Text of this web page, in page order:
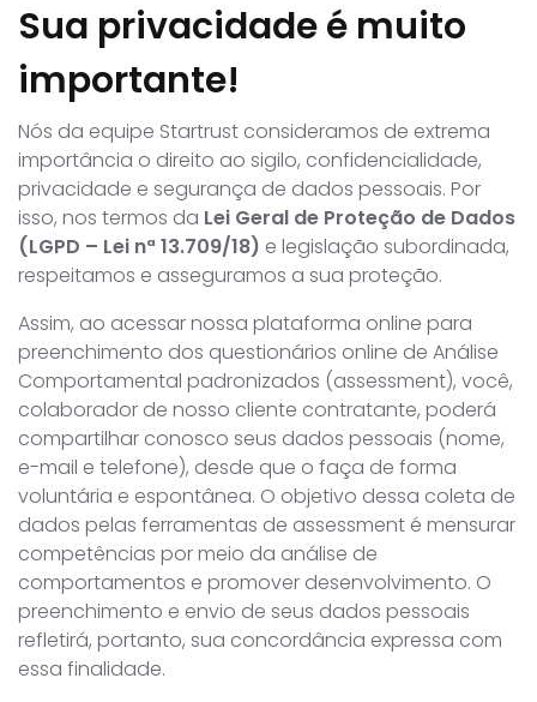
Sua privacidade é muito
importante!
Nós da equipe Startrust consideramos de extrema
importância o direito ao sigilo, confidencialidade,
privacidade e segurança de dados pessoais. Por
isso, nos termos da Lei Geral de Proteção de Dados
(LGPD – Lei nª 13.709/18) e legislação subordinada,
respeitamos e asseguramos a sua proteção.
Assim, ao acessar nossa plataforma online para
preenchimento dos questionários online de Análise
Comportamental padronizados (assessment), você,
colaborador de nosso cliente contratante, poderá
compartilhar conosco seus dados pessoais (nome,
e-mail e telefone), desde que o faça de forma
voluntária e espontânea. O objetivo dessa coleta de
dados pelas ferramentas de assessment é mensurar
competências por meio da análise de
comportamentos e promover desenvolvimento. O
preenchimento e envio de seus dados pessoais
refletirá, portanto, sua concordância expressa com
essa finalidade.